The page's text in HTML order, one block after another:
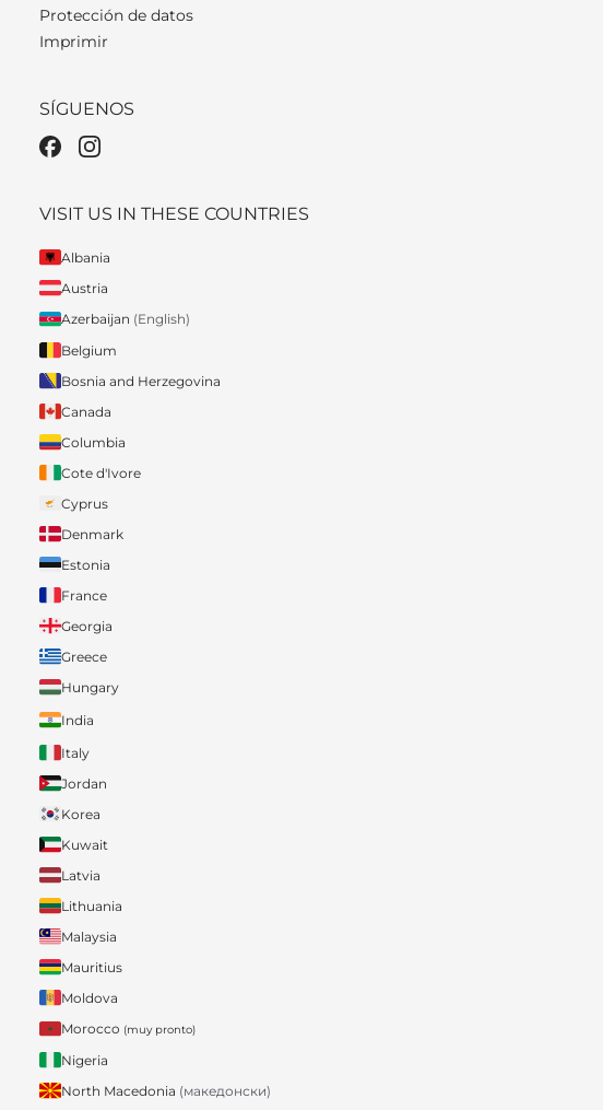
Protección de datos
Imprimir
SÍGUENOS
VISIT US IN THESE COUNTRIES
Albania
Austria
Azerbaijan (English)
Belgium
Bosnia and Herzegovina
Canada
Columbia
Cote d'Ivore
Cyprus
Denmark
Estonia
France
Georgia
Greece
Hungary
India
Italy
Jordan
Korea
Kuwait
Latvia
Lithuania
Malaysia
Mauritius
Moldova
Morocco (muy pronto)
Nigeria
North Macedonia (македонски)